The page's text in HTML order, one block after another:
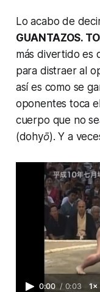
Lo acabo de
GUANTAZOS.
más divertido es
para distraer al
así es como se
oponentes toca
cuerpo que no
(dohyō). Y a
0:00 / 0:03 1×